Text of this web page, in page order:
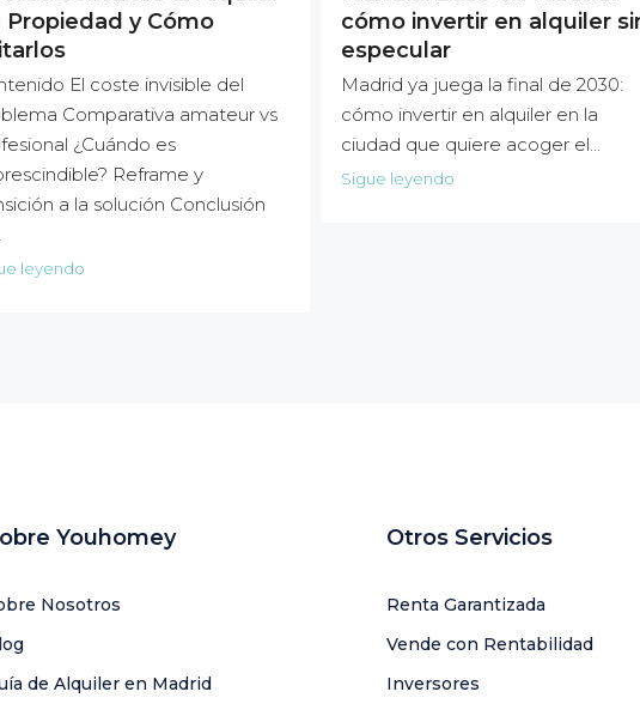
Propiedad y Cómo
El coste invisible del
Comparativa amateur vs
¿Cuándo es
Reframe y
a la solución Conclusión
leyendo
cómo invertir en alquiler
especular
Madrid ya juega la final de 2030:
cómo invertir en alquiler en la
ciudad que quiere acoger el...
Sigue leyendo
Youhomey
Nosotros
de Alquiler en Madrid
Otros Servicios
Renta Garantizada
Vende con Rentabilidad
Inversores